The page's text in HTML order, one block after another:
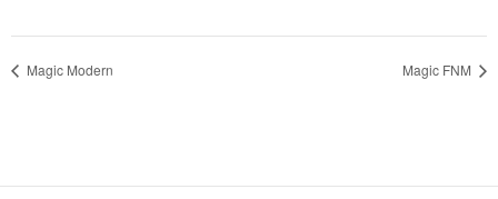
Magic Modern Magic FNM